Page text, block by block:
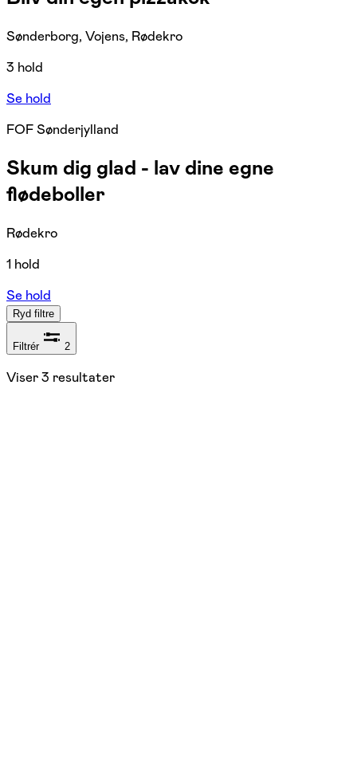
Sønderborg, Vojens, Rødekro
3 hold
Se hold
FOF Sønderjylland
Skum dig glad - lav dine egne
flødeboller
Rødekro
1 hold
Se hold
Ryd filtre
Filtrér 2
Viser3 resultater